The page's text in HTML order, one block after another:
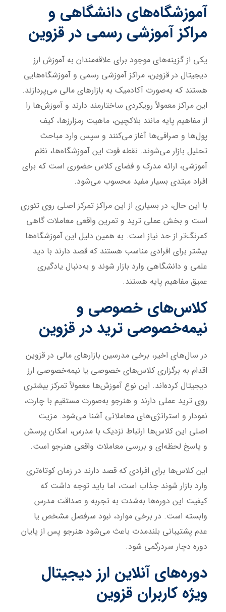
آموزشگاه‌های دانشگاهی و
مراکز آموزشی رسمی در قزوین
یکی از گزینه‌های موجود برای علاقه‌مندان به آموزش ارز
دیجیتال در قزوین، مراکز آموزشی رسمی و آموزشگاه‌هایی
هستند که به‌صورت آکادمیک به بازارهای مالی می‌پردازند.
این مراکز معمولاً رویکردی ساختارمند دارند و آموزش‌ها را
از مفاهیم پایه مانند بلاکچین، ماهیت رمزارزها، کیف
پول‌ها و صرافی‌ها آغاز می‌کنند و سپس وارد مباحث
تحلیل بازار می‌شوند. نقطه قوت این آموزشگاه‌ها، نظم
آموزشی، ارائه مدرک و فضای کلاس حضوری است که برای
افراد مبتدی بسیار مفید محسوب می‌شود.
با این حال، در بسیاری از این مراکز تمرکز اصلی روی تئوری
است و بخش عملی ترید و تمرین واقعی معاملات گاهی
کمرنگ‌تر از حد نیاز است. به همین دلیل این آموزشگاه‌ها
بیشتر برای افرادی مناسب هستند که قصد دارند با دید
علمی و دانشگاهی وارد بازار شوند و به‌دنبال یادگیری
عمیق مفاهیم پایه هستند.
کلاس‌های خصوصی و
نیمه‌خصوصی ترید در قزوین
در سال‌های اخیر، برخی مدرسین بازارهای مالی در قزوین
اقدام به برگزاری کلاس‌های خصوصی یا نیمه‌خصوصی ارز
دیجیتال کرده‌اند. این نوع آموزش‌ها معمولاً تمرکز بیشتری
روی ترید عملی دارند و هنرجو به‌صورت مستقیم با چارت،
نمودار و استراتژی‌های معاملاتی آشنا می‌شود. مزیت
اصلی این کلاس‌ها ارتباط نزدیک با مدرس، امکان پرسش
و پاسخ لحظه‌ای و بررسی معاملات واقعی هنرجو است.
این کلاس‌ها برای افرادی که قصد دارند در زمان کوتاه‌تری
وارد بازار شوند جذاب است، اما باید توجه داشت که
کیفیت این دوره‌ها به‌شدت به تجربه و صداقت مدرس
وابسته است. در برخی موارد، نبود سرفصل مشخص یا
عدم پشتیبانی بلندمدت باعث می‌شود هنرجو پس از پایان
دوره دچار سردرگمی شود.
دوره‌های آنلاین ارز دیجیتال
ویژه کاربران قزوین